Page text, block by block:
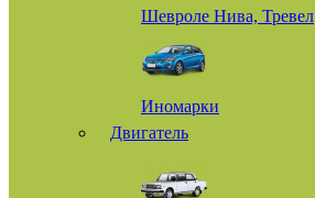
Шевроле Нива, Тревел
Иномарки
Двигатель